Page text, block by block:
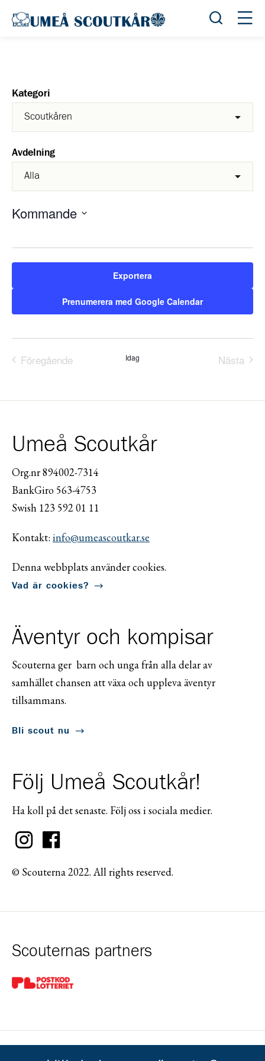
Öppna
Kategori
Avdelning
Kommande
datum.
Exportera
Prenumerera med Google Calendar
Föregående
Idag
Nästa
Umeå Scoutkår
Org.nr 894002-7314
BankGiro 563-4753
Swish 123 592 01 11
Kontakt: info@umeascoutkar.se
Denna webbplats använder cookies.
Vad är cookies?
Äventyr och kompisar
Scouterna ger barn och unga från alla delar av
samhället chansen att växa och uppleva äventyr
tillsammans.
Bli scout nu
Följ Umeå Scoutkår!
Ha koll på det senaste. Följ oss i sociala medier.
© Scouterna 2022. All rights reserved.
Scouternas partners
Gå till pl_50